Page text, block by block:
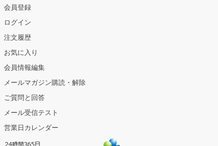
会員登録
ログイン
注文履歴
お気に入り
会員情報編集
メールマガジン購読・解除
ご質問と回答
メール受信テスト
営業日カレンダー